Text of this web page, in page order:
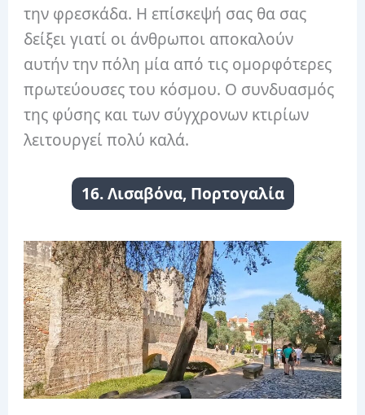
την φρεσκάδα. Η επίσκεψή σας θα σας
δείξει γιατί οι άνθρωποι αποκαλούν
αυτήν την πόλη μία από τις ομορφότερες
πρωτεύουσες του κόσμου. Ο συνδυασμός
της φύσης και των σύγχρονων κτιρίων
λειτουργεί πολύ καλά.
16. Λισαβόνα, Πορτογαλία